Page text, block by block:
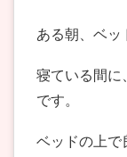
ある朝、ベッ
寝ている間に
です。
ベッドの上で